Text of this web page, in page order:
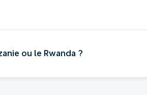
ou le Rwanda ?